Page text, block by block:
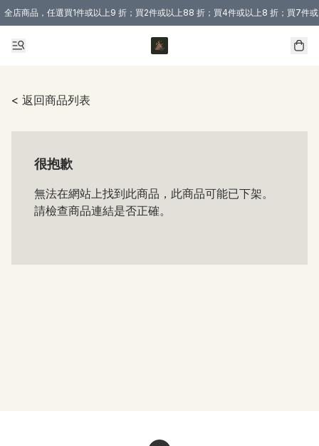
全店商品，任選買1件或以上9 折；買2件或以上88 折；買4件或以上8 折；買7件
購買 3 件商品或以上即享免運費優惠！（適用於 本地送貨、本地取貨 )
< 返回商品列表
很抱歉
無法在網站上找到此商品，此商品可能已下架。
請檢查商品連結是否正確。